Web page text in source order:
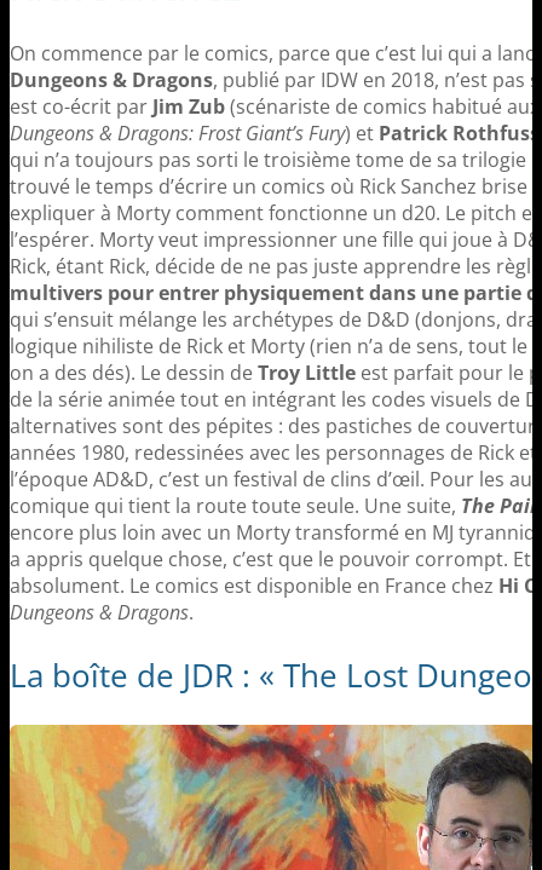
On commence par le comics, parce que c’est lui qui a
Dungeons & Dragons, publié par IDW en 2018, n’est
est co-écrit par Jim Zub(scénariste de comics habitué
Dungeons & Dragons: Frost Giant’s Fury) et Patrick Rothfuss
qui n’a toujours pas sorti le troisième tome de sa trilogie
trouvé le temps d’écrire un comics où Rick Sanchez
expliquer à Morty comment fonctionne un d20. Le pitch
l’espérer. Morty veut impressionner une fille qui joue à
Rick, étant Rick, décide de ne pas juste apprendre les
multivers pour entrer physiquement dans une partie
qui s’ensuit mélange les archétypes de D&D (donjons,
logique nihiliste de Rick et Morty (rien n’a de sens, tout
on a des dés). Le dessin deTroy Little est parfait pour le
de la série animée tout en intégrant les codes visuels de
alternatives sont des pépites : des pastiches de
années 1980, redessinées avec les personnages de Rick
l’époque AD&D, c’est un festival de clins d’œil. Pour les
comique qui tient la route toute seule. Une suite, The
encore plus loin avec un Morty transformé en MJ
a appris quelque chose, c’est que le pouvoir corrompt.
absolument. Le comics est disponible en France chez Hi
Dungeons & Dragons.
La boîte de JDR : « The Lost